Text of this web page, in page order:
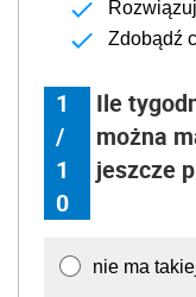
Zdobądź
1
/
1
0
Ile
można
jeszcze
nie ma